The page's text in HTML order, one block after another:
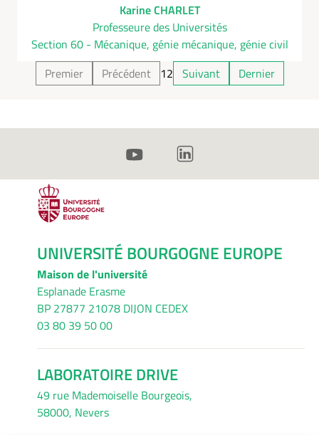
Karine CHARLET
Professeure des Universités
Section 60 - Mécanique, génie mécanique, génie civil
Premier
Précédent 12 Suivant Dernier
UNIVERSITÉ BOURGOGNE EUROPE
Maison de l'université
Esplanade Erasme
BP 27877 21078 DIJON CEDEX
03 80 39 50 00
LABORATOIRE DRIVE
49 rue Mademoiselle Bourgeois,
58000, Nevers